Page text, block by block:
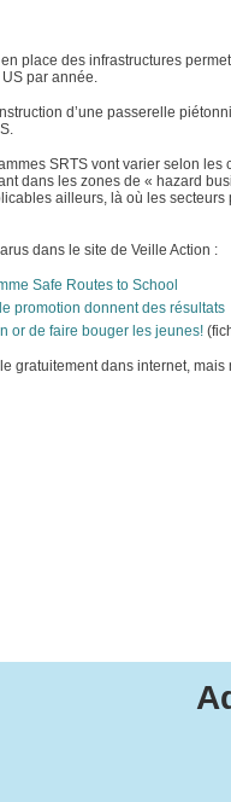
place des infrastructures
par année.
d’une passerelle
SRTS vont varier selon
dans les zones de « hazard
ailleurs, là où les
dans le site de Veille Action :
Safe Routes to School
promotion donnent des résultats
or de faire bouger les jeunes!
gratuitement dans internet,